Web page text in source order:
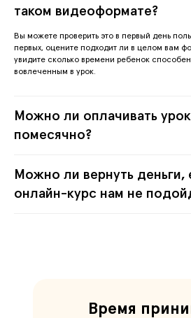
таком видеоформате?
Вы можете проверить это в первый день
первых, оцените подходит ли в целом вам
увидите сколько времени ребенок
вовлеченным в урок.
Можно ли оплачивать
помесячно?
Можно ли вернуть деньги,
онлайн-курс нам не
Время